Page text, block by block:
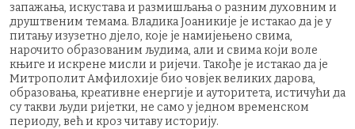
запажања, искустава и размишљања о разним духовним и
друштвеним темама. Владика Јоаникије је истакао да је у
питању изузетно дјело, које је намијењено свима,
нарочито образованим људима, али и свима који воле
књиге и искрене мисли и ријечи. Такође је истакао да је
Митрополит Амфилохије био човјек великих дарова,
образовања, креативне енергије и ауторитета, истичући да
су такви људи ријетки, не само у једном временском
периоду, већ и кроз читаву историју.